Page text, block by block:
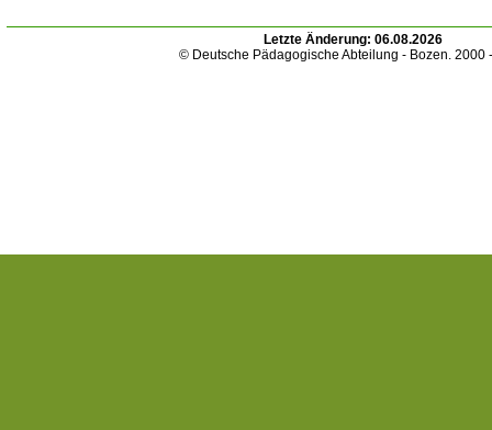
Letzte Änderung: 06.08.2026
© Deutsche Pädagogische Abteilung - Bozen. 2000